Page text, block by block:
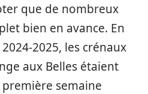
que de nombreux
bien en avance. En
2025, les crénaux
aux Belles étaient
semaine